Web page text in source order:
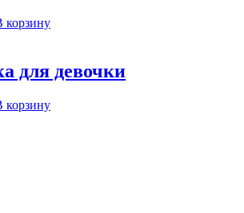
корзину
для девочки
корзину